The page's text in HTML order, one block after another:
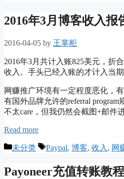
2016年3月博客收入报
2016-04-05 by 王掌柜
2016年3月共计入账825美元，折
收入。手头已经入账的才计入当期
网赚推广环境有一定程度恶化，
有国外品牌允许的referral
不太care，但我仍然会截图+邮件
Read more
Categories
未分类 Tags
Paypal, 博客, 收入, 网
Payoneer充值转账教